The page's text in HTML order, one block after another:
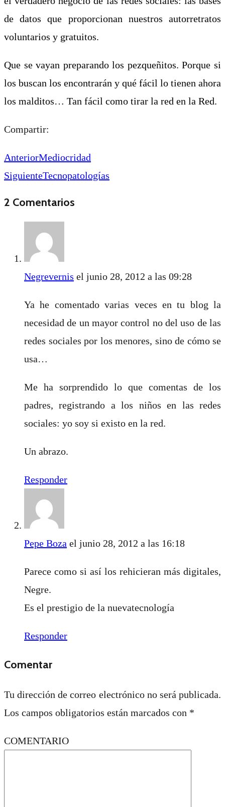
de datos que proporcionan nuestros autorretratos
voluntarios y gratuitos.
Que se vayan preparando los pezqueñitos. Porque si
los buscan los encontrarán y qué fácil lo tienen ahora
los malditos… Tan fácil como tirar la red en la Red.
Compartir:
AnteriorMediocridad
SiguienteTecnopatologías
2 Comentarios
Negrevernis el junio 28, 2012 a las 09:28
Ya he comentado varias veces en tu blog la
necesidad de un mayor control no del uso de las
redes sociales por los menores, sino de cómo se
usa…
Me ha sorprendido lo que comentas de los
padres, registrando a los niños en las redes
sociales: yo soy si existo en la red.
Un abrazo.
Responder
Pepe Boza el junio 28, 2012 a las 16:18
Parece como si así los rehicieran más digitales,
Negre.
Es el prestigio de la nuevatecnología
Responder
Comentar
Tu dirección de correo electrónico no será publicada.
Los campos obligatorios están marcados con *
COMENTARIO